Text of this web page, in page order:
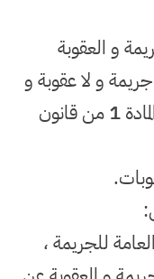
و العقوبة
جريمة و لا عقوبة و
1من قانون
.
:
للجريمة ،